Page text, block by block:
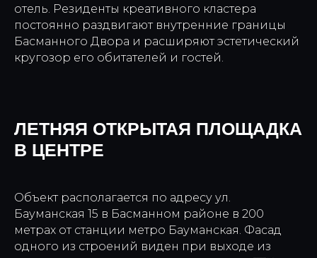
отель. Резиденты креативного кластера
постоянно раздвигают внутренние границы
Басманного Двора и расширяют эстетический
кругозор его обитателей и гостей.
ЛЕТНЯЯ ОТКРЫТАЯ ПЛОЩАДКА
В ЦЕНТРЕ
Объект располагается по адресу ул.
Бауманская 15 в Басманном районе в 200
метрах от станции метро Бауманская. Фасад
одного из строений виден при выходе из